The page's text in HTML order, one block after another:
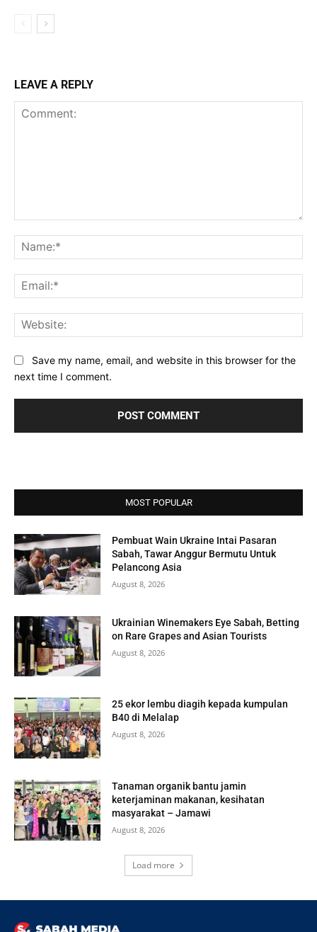
LEAVE A REPLY
Save my name, email, and website in this browser for the
next time I comment.
MOST POPULAR
Pembuat Wain Ukraine Intai Pasaran
Sabah, Tawar Anggur Bermutu Untuk
Pelancong Asia
August 8, 2026
Ukrainian Winemakers Eye Sabah, Betting
on Rare Grapes and Asian Tourists
August 8, 2026
25 ekor lembu diagih kepada kumpulan
B40 di Melalap
August 8, 2026
Tanaman organik bantu jamin
keterjaminan makanan, kesihatan
masyarakat – Jamawi
August 8, 2026
Load more